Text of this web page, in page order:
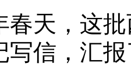
天，这批
写信，汇